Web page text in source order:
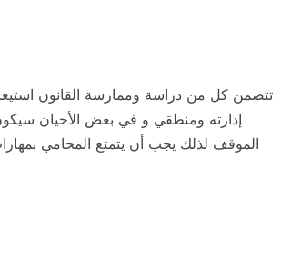
تتضمن كل من دراسة وممارسة القانون
إدارته ومنطقي و في بعض الأحيان
الموقف لذلك يجب أن يتمتع المحامي